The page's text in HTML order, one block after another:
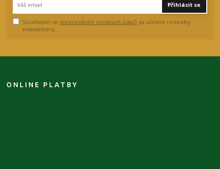
Přihlásit se
Souhlasím se zpracováním osobních údajů za účelem rozesílky
newsletteru.
ONLINE PLATBY